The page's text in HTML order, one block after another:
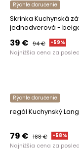
Rýchle doručenie
Skrinka Kuchynská
jednodverová -
39 € 94€ -59%
Najnižšia cena za
Rýchle doručenie
regál
79 € 188€ -58%
Najnižšia cena za